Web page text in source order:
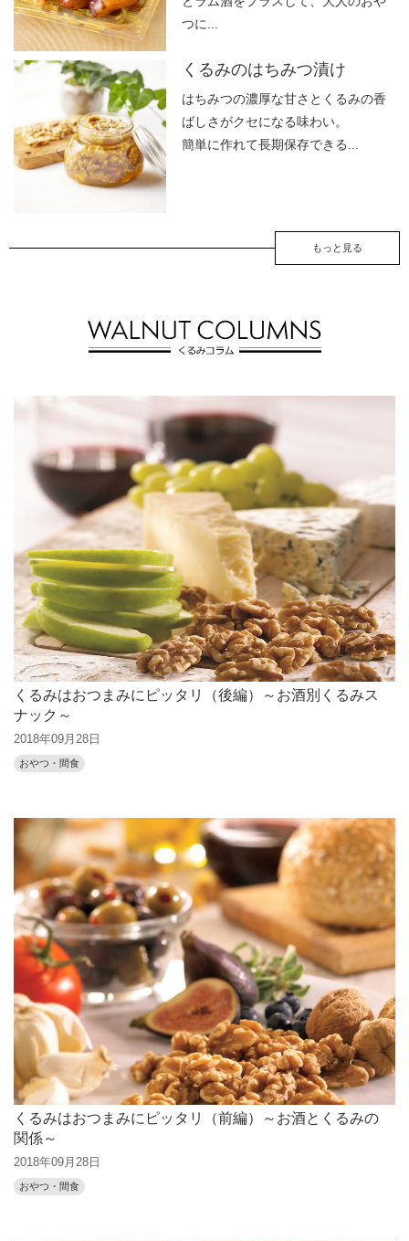
つに...
くるみのはちみつ漬け
はちみつの濃厚な甘さとくるみの香
ばしさがクセになる味わい。
簡単に作れて長期保存できる...
もっと見る
くるみはおつまみにピッタリ（後編）～お酒別くるみス
ナック～
2018年09月28日
おやつ・間食
くるみはおつまみにピッタリ（前編）～お酒とくるみの
関係～
2018年09月28日
おやつ・間食